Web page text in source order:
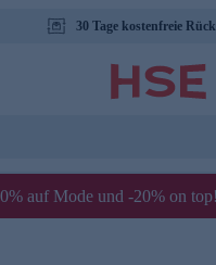
30 Tage kostenfreie
auf Mode und -20% on top!